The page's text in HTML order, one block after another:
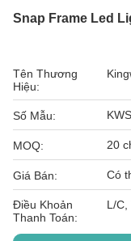
Snap Frame Led
Tên Thương
Hiệu:
Số Mẫu:
MOQ: 20
Giá Bán: Có
Điều Khoản
Thanh Toán:
L/C,